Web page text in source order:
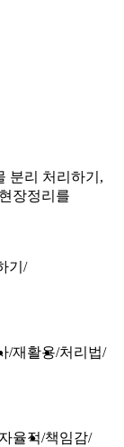
분리 처리하기,
장정리를
기
재활용 처리법
율적 책임감